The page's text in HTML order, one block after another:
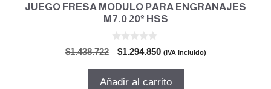
JUEGO FRESA MODULO PARA ENGRANAJES
M7.0 20º HSS
$1.438.722
El
original
$1.294.850El
actual
(IVA incluido)
Añadir al carrito